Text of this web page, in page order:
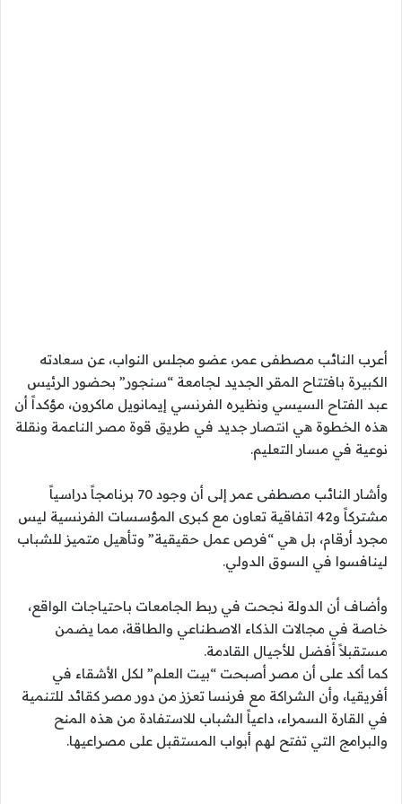
أعرب النائب مصطفى عمر، عضو مجلس النواب، عن سعادته
الكبيرة بافتتاح المقر الجديد لجامعة “سنجور” بحضور الرئيس
عبد الفتاح السيسي ونظيره الفرنسي إيمانويل ماكرون، مؤكداً أن
هذه الخطوة هي انتصار جديد في طريق قوة مصر الناعمة ونقلة
نوعية في مسار التعليم.
وأشار النائب مصطفى عمر إلى أن وجود 70 برنامجاً دراسياً
مشتركاً و42 اتفاقية تعاون مع كبرى المؤسسات الفرنسية ليس
مجرد أرقام، بل هي “فرص عمل حقيقية” وتأهيل متميز للشباب
لينافسوا في السوق الدولي.
وأضاف أن الدولة نجحت في ربط الجامعات باحتياجات الواقع،
خاصة في مجالات الذكاء الاصطناعي والطاقة، مما يضمن
مستقبلاً أفضل للأجيال القادمة.
كما أكد على أن مصر أصبحت “بيت العلم” لكل الأشقاء في
أفريقيا، وأن الشراكة مع فرنسا تعزز من دور مصر كقائد للتنمية
في القارة السمراء، داعياً الشباب للاستفادة من هذه المنح
والبرامج التي تفتح لهم أبواب المستقبل على مصراعيها.